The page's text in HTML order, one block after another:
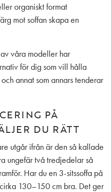
organiskt format
mot soffan skapa en
våra modeller har
för dig som vill hålla
annat som annars tenderar
PÅ
DU RÄTT
utgår ifrån är den så kallade
ungefär två tredjedelar så
Har du en 3-sitssoffa på
130–150 cm bra. Det ger